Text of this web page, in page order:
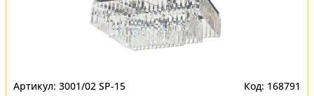
3001/02 SP-15 168791